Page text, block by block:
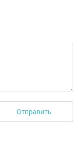
Отправить